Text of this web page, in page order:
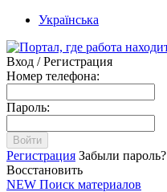
Українська
Вход / Регистрация
Номер телефона:
Пароль:
Войти
Регистрация Забыли пароль?
Восстановить
NEW Поиск материалов